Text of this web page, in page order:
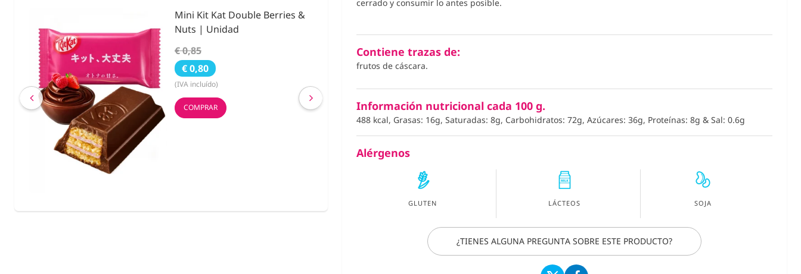
Condimento Bento Furikake
Noritama 25g.
€ 3,55
€ 2,59
(IVA incluído)
COMPRAR COMPRAR
COMPRAR
cerrado y consumir lo antes posible.
Contiene trazas de:
frutos de cáscara.
Información nutricional cada 100 g.
488 kcal, Grasas: 16g, Saturadas: 8g, Carbohidratos: 72g, Azúcares: 36g, Proteínas: 8g & Sal: 0.6g
Alérgenos
GLUTEN LÁCTEOS SOJA
¿TIENES ALGUNA PREGUNTA SOBRE ESTE PRODUCTO?